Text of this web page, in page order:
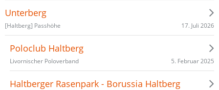
Unterberg
[Haltberg] Passhöhe 17. Juli 2026
Poloclub Haltberg
Livornischer Poloverband 5. Februar 2025
Haltberger Rasenpark - Borussia Haltberg